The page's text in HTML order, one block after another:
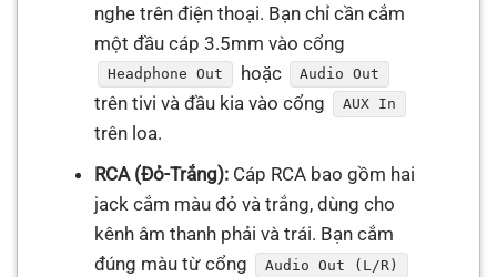
nghe trên điện thoại. Bạn chỉ cần cắm
một đầu cáp 3.5mm vào cổng
Headphone Out hoặc Audio Out
trên tivi và đầu kia vào cổng AUX In
trên loa.
RCA (Đỏ-Trắng):Cáp RCA bao gồm hai
jack cắm màu đỏ và trắng, dùng cho
kênh âm thanh phải và trái. Bạn cắm
đúng màu từ cổng
Audio Out (L/R)